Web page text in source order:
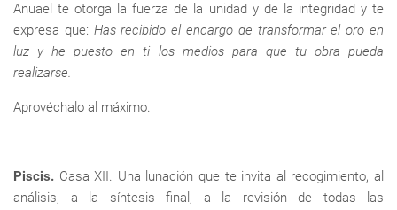
Anuael te otorga la fuerza de la unidad y de la integridad y te
expresa que: Has recibido el encargo de transformar el oro en
luz y he puesto en ti los medios para que tu obra pueda
realizarse.
Aprovéchalo al máximo.
Piscis. Casa XII. Una lunación que te invita al recogimiento, al
análisis, a la síntesis final, a la revisión de todas las